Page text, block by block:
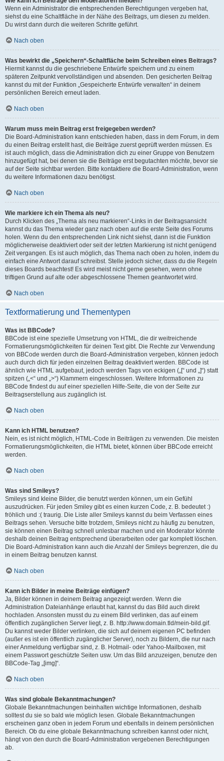
Wenn ein Administrator die entsprechenden Berechtigungen vergeben hat,
siehst du eine Schaltfläche in der Nähe des Beitrags, um diesen zu melden.
Du wirst dann durch die weiteren Schritte geführt.
Nach oben
Was bewirkt die „Speichern“-Schaltfläche beim Schreiben eines Beitrags?
Hiermit kannst du die geschriebene Entwürfe speichern und zu einem
späteren Zeitpunkt vervollständigen und absenden. Den gesicherten Beitrag
kannst du mit der Funktion „Gespeicherte Entwürfe verwalten“ in deinem
persönlichen Bereich erneut laden.
Nach oben
Warum muss mein Beitrag erst freigegeben werden?
Die Board-Administration kann entschieden haben, dass in dem Forum, in dem
du einen Beitrag erstellt hast, die Beiträge zuerst geprüft werden müssen. Es
ist auch möglich, dass die Administration dich zu einer Gruppe von Benutzern
hinzugefügt hat, bei denen sie die Beiträge erst begutachten möchte, bevor sie
auf der Seite sichtbar werden. Bitte kontaktiere die Board-Administration, wenn
du weitere Informationen dazu benötigst.
Nach oben
Wie markiere ich ein Thema als neu?
Durch Klicken des „Thema als neu markieren“-Links in der Beitragsansicht
kannst du das Thema wieder ganz nach oben auf die erste Seite des Forums
holen. Wenn du den entsprechenden Link nicht siehst, dann ist die Funktion
möglicherweise deaktiviert oder seit der letzten Markierung ist nicht genügend
Zeit vergangen. Es ist auch möglich, das Thema nach oben zu holen, indem du
einfach eine Antwort darauf schreibst. Stelle jedoch sicher, dass du die Regeln
dieses Boards beachtest! Es wird meist nicht gerne gesehen, wenn ohne
triftigen Grund auf alte oder abgeschlossene Themen geantwortet wird.
Nach oben
Textformatierung und Thementypen
Was ist BBCode?
BBCode ist eine spezielle Umsetzung von HTML, die dir weitreichende
Formatierungsmöglichkeiten für deinen Text gibt. Die Rechte zur Verwendung
von BBCode werden durch die Board-Administration vergeben, können jedoch
auch durch dich für jeden einzelnen Beitrag deaktiviert werden. BBCode ist
ähnlich wie HTML aufgebaut, jedoch werden Tags von eckigen („[“ und „]“) statt
spitzen („<“ und „>“) Klammern eingeschlossen. Weitere Informationen zu
BBCode findest du auf einer speziellen Hilfe-Seite, die von der Seite zur
Beitragserstellung aus zugänglich ist.
Nach oben
Kann ich HTML benutzen?
Nein, es ist nicht möglich, HTML-Code in Beiträgen zu verwenden. Die meisten
Formatierungsmöglichkeiten, die HTML bietet, können über BBCode erreicht
werden.
Nach oben
Was sind Smileys?
Smileys sind kleine Bilder, die benutzt werden können, um ein Gefühl
auszudrücken. Für jeden Smiley gibt es einen kurzen Code, z. B. bedeutet :)
fröhlich und :( traurig. Die Liste aller Smileys kannst du beim Verfassen eines
Beitrags sehen. Versuche bitte trotzdem, Smileys nicht zu häufig zu benutzen,
sie können einen Beitrag schnell unlesbar machen und ein Moderator könnte
deshalb deinen Beitrag entsprechend überarbeiten oder gar komplett löschen.
Die Board-Administration kann auch die Anzahl der Smileys begrenzen, die du
in einem Beitrag benutzen kannst.
Nach oben
Kann ich Bilder in meine Beiträge einfügen?
Ja, Bilder können in deinem Beitrag angezeigt werden. Wenn die
Administration Dateianhänge erlaubt hat, kannst du das Bild auch direkt
hochladen. Ansonsten musst du zu einem Bild verlinken, das auf einem
öffentlich zugänglichen Server liegt, z. B. http://www.domain.tld/mein-bild.gif.
Du kannst weder Bilder verlinken, die sich auf deinem eigenen PC befinden
(außer es ist ein öffentlich zugänglicher Server), noch zu Bildern, die nur nach
einer Anmeldung verfügbar sind, z. B. Hotmail- oder Yahoo-Mailboxen, mit
einem Passwort geschützte Seiten usw. Um das Bild anzuzeigen, benutze den
BBCode-Tag „[img]“.
Nach oben
Was sind globale Bekanntmachungen?
Globale Bekanntmachungen beinhalten wichtige Informationen, deshalb
solltest du sie so bald wie möglich lesen. Globale Bekanntmachungen
erscheinen ganz oben in jedem Forum und ebenfalls in deinem persönlichen
Bereich. Ob du eine globale Bekanntmachung schreiben kannst oder nicht,
hängt von den durch die Board-Administration vergebenen Berechtigungen
ab.